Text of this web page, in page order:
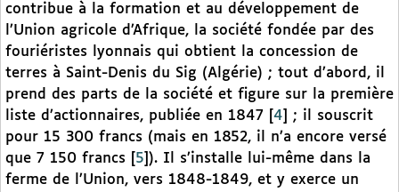
contribue à la formation et au développement de
l’Union agricole d’Afrique, la société fondée par des
fouriéristes lyonnais qui obtient la concession de
terres à Saint-Denis du Sig (Algérie) ; tout d’abord, il
prend des parts de la société et figure sur la première
liste d’actionnaires, publiée en 1847
4
; il souscrit
pour 15 300 francs (mais en 1852, il n’a encore versé
que 7 150 francs
5 ). Il s’installe lui-même dans la
ferme de l’Union, vers 1848-1849, et y exerce un